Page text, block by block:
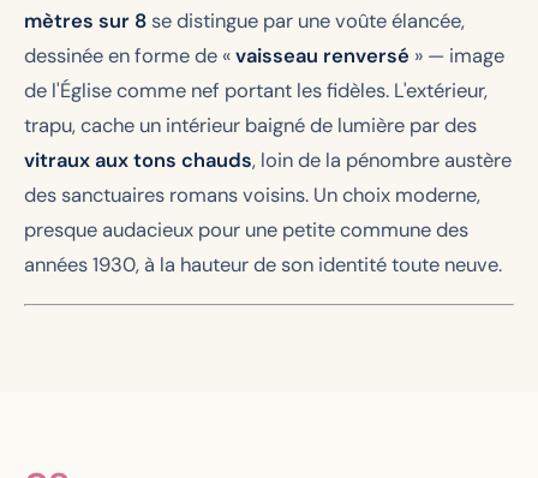
mètres sur 8se distingue par une voûte élancée,
dessinée en forme de «vaisseau renversé » — image
de l'Église comme nef portant les fidèles. L'extérieur,
trapu, cache un intérieur baigné de lumière par des
vitraux aux tons chauds, loin de la pénombre austère
des sanctuaires romans voisins. Un choix moderne,
presque audacieux pour une petite commune des
années 1930, à la hauteur de son identité toute neuve.